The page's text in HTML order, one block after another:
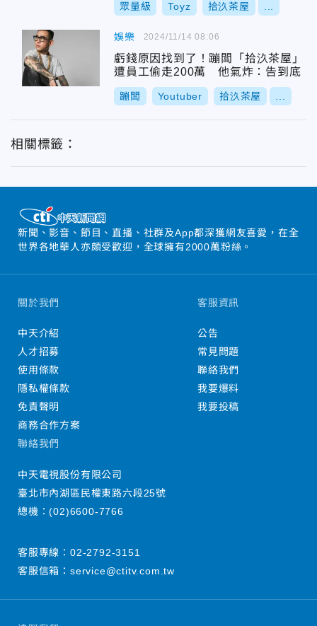
眾量級 Toyz 拾汣茶屋
娛樂
虧錢原因找到了！蹦闆「拾汣茶屋」
遭員工偷走200萬 他氣炸：告到底
蹦闆 Youtuber 拾汣茶屋
2024/11/14 08:06
相關標籤：
新聞、影音、節目、直播、社群及App都深獲網友喜愛，在全
世界各地華人亦頗受歡迎，全球擁有2000萬粉絲。
關於我們
中天介紹
人才招募
使用條款
隱私權條款
免責聲明
商務合作方案
客服資訊
公告
常見問題
聯絡我們
我要爆料
我要投稿
聯絡我們
中天電視股份有限公司
臺北市內湖區民權東路六段25號
總機：(02)6600-7766
客服專線： 02-2792-3151
客服信箱： service@ctitv.com.tw